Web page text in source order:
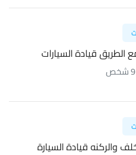
الطريق قيادة السيارات
9 شخص
والركنه قيادة السيارة